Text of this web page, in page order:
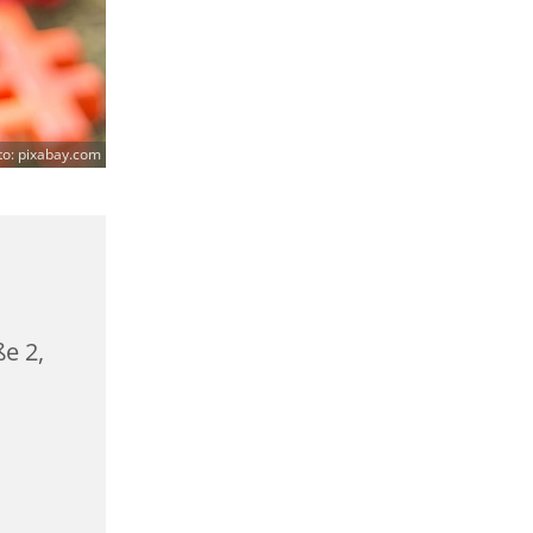
pixabay.com
2,